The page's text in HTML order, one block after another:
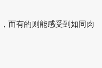
而有的则能感受到如同肉